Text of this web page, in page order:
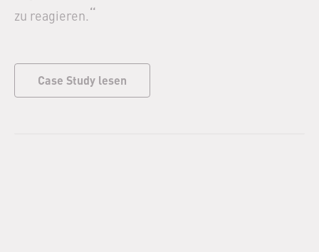
zu reagieren.“
Case Study lesen